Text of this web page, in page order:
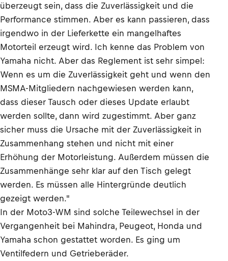
überzeugt sein, dass die Zuverlässigkeit und die
Performance stimmen. Aber es kann passieren, dass
irgendwo in der Lieferkette ein mangelhaftes
Motorteil erzeugt wird. Ich kenne das Problem von
Yamaha nicht. Aber das Reglement ist sehr simpel:
Wenn es um die Zuverlässigkeit geht und wenn den
MSMA-Mitgliedern nachgewiesen werden kann,
dass dieser Tausch oder dieses Update erlaubt
werden sollte, dann wird zugestimmt. Aber ganz
sicher muss die Ursache mit der Zuverlässigkeit in
Zusammenhang stehen und nicht mit einer
Erhöhung der Motorleistung. Außerdem müssen die
Zusammenhänge sehr klar auf den Tisch gelegt
werden. Es müssen alle Hintergründe deutlich
gezeigt werden."
In der Moto3-WM sind solche Teilewechsel in der
Vergangenheit bei Mahindra, Peugeot, Honda und
Yamaha schon gestattet worden. Es ging um
Ventilfedern und Getrieberäder.